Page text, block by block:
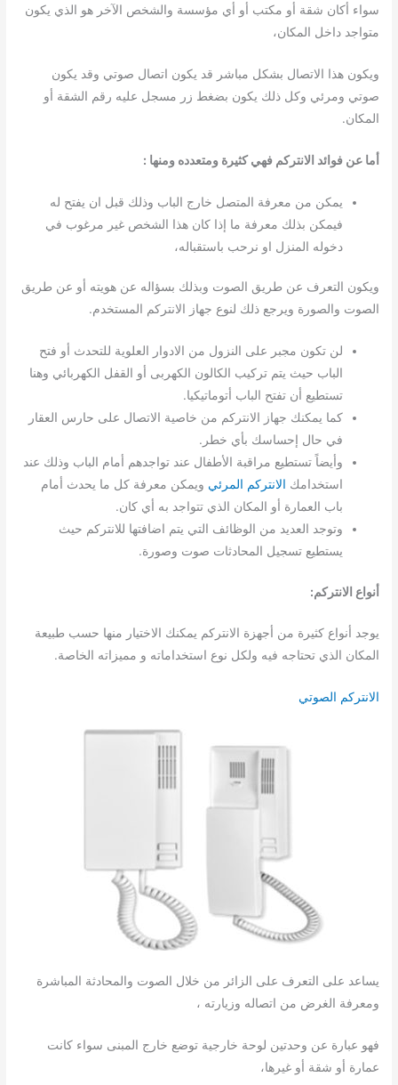
سواء أكان شقة أو مكتب أو أي مؤسسة والشخص الآخر هو الذي يكون
متواجد داخل المكان،
ويكون هذا الاتصال بشكل مباشر قد يكون اتصال صوتي وقد يكون
صوتي ومرئي وكل ذلك يكون بضغط زر مسجل عليه رقم الشقة أو
المكان.
أما عن فوائد الانتركم فهي كثيرة ومتعدده ومنها :
يمكن من معرفة المتصل خارج الباب وذلك قبل ان يفتح له
فيمكن بذلك معرفة ما إذا كان هذا الشخص غير مرغوب في
دخوله المنزل او نرحب باستقباله،
ويكون التعرف عن طريق الصوت وبذلك بسؤاله عن هويته أو عن طريق
الصوت والصورة ويرجع ذلك لنوع جهاز الانتركم المستخدم.
لن تكون مجبر على النزول من الادوار العلوية للتحدث أو فتح
الباب حيث يتم تركيب الكالون الكهربى أو القفل الكهربائي وهنا
تستطيع أن تفتح الباب أتوماتيكيا.
كما يمكنك جهاز الانتركم من خاصية الاتصال على حارس العقار
في حال إحساسك بأي خطر.
وأيضاً تستطيع مراقبة الأطفال عند تواجدهم أمام الباب وذلك عند
استخدامك الانتركم المرئي ويمكن معرفة كل ما يحدث أمام
باب العمارة أو المكان الذي تتواجد به أي كان.
وتوجد العديد من الوظائف التي يتم اضافتها للانتركم حيث
يستطيع تسجيل المحادثات صوت وصورة.
أنواع الانتركم:
يوجد أنواع كثيرة من أجهزة الانتركم يمكنك الاختيار منها حسب طبيعة
المكان الذي تحتاجه فيه ولكل نوع استخداماته و مميزاته الخاصة.
الانتركم الصوتي
يساعد على التعرف على الزائر من خلال الصوت والمحادثة المباشرة
ومعرفة الغرض من اتصاله وزيارته ،
فهو عبارة عن وحدتين لوحة خارجية توضع خارج المبنى سواء كانت
عمارة أو شقة أو غيرها،